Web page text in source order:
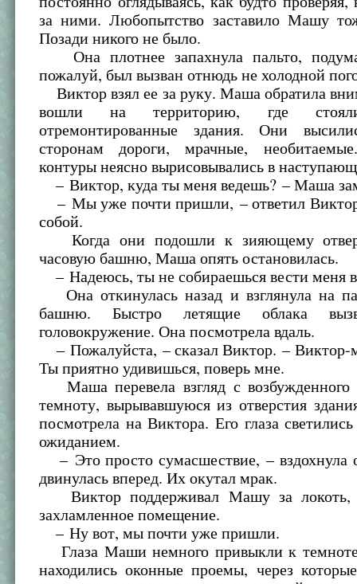
за ними. Любопытство заставило Машу
Позади никого не было.
Она плотнее запахнула пальто,
пожалуй, был вызван отнюдь не холодной
Виктор взял ее за руку. Маша обратила
вошли на территорию, где
отремонтированные здания. Они
сторонам дороги, мрачные,
контуры неясно вырисовывались в
– Виктор, куда ты меня ведешь? – Маша
– Мы уже почти пришли, – ответил
собой.
Когда они подошли к зияющему
часовую башню, Маша опять остановилась.
– Надеюсь, ты не собираешься вести меня
Она откинулась назад и взглянула на
башню. Быстро летящие облака
головокружение. Она посмотрела вдаль.
– Пожалуйста, – сказал Виктор. – Виктор-
Ты приятно удивишься, поверь мне.
Маша перевела взгляд с
темноту, вырывавшуюся из отверстия
посмотрела на Виктора. Его глаза
ожиданием.
– Это просто сумасшествие, – вздохнула
двинулась вперед. Их окутал мрак.
Виктор поддерживал Машу за локоть,
захламленное помещение.
– Ну вот, мы почти уже пришли.
Глаза Маши немного привыкли к
находились оконные проемы, через